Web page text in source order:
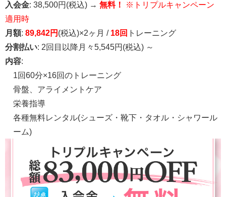
入会金: 38,500円(税込) → 無料！
※トリプルキャンペーン
適用時
月額: 89,842円 (税込)×2ヶ月 / 18回 トレーニング
分割払い: 2回目以降月々5,545円(税込) ～
内容:
1回60分×16回のトレーニング
骨盤、アライメントケア
栄養指導
各種無料レンタル(シューズ・靴下・タオル・シャワール
ーム)